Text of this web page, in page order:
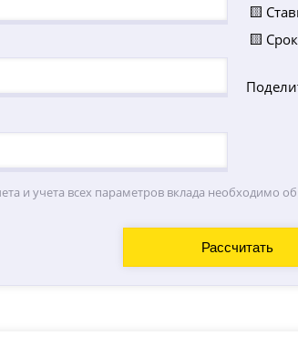
🟨
🟨
и учета всех параметров вклада необходимо